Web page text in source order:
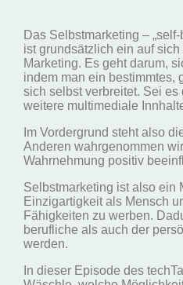
Das Selbstmarketing –
ist grundsätzlich ein auf
Marketing. Es geht darum,
indem man ein bestimmtes,
sich selbst verbreitet. Sei es
weitere multimediale
Im Vordergrund steht also
Anderen wahrgenommen
Wahrnehmung positiv
Selbstmarketing ist also ein
Einzigartigkeit als Mensch
Fähigkeiten zu werben.
berufliche als auch der
werden.
In dieser Episode des